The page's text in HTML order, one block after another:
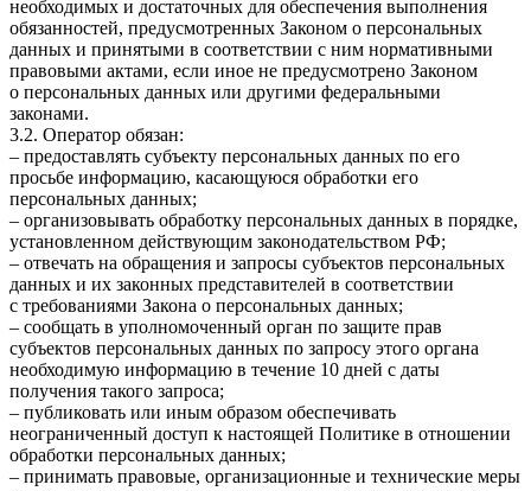
необходимых и достаточных для обеспечения выполнения
обязанностей, предусмотренных Законом о персональных
данных и принятыми в соответствии с ним нормативными
правовыми актами, если иное не предусмотрено Законом
о персональных данных или другими федеральными
законами.
3.2. Оператор обязан:
– предоставлять субъекту персональных данных по его
просьбе информацию, касающуюся обработки его
персональных данных;
– организовывать обработку персональных данных в порядке,
установленном действующим законодательством РФ;
– отвечать на обращения и запросы субъектов персональных
данных и их законных представителей в соответствии
с требованиями Закона о персональных данных;
– сообщать в уполномоченный орган по защите прав
субъектов персональных данных по запросу этого органа
необходимую информацию в течение 10 дней с даты
получения такого запроса;
– публиковать или иным образом обеспечивать
неограниченный доступ к настоящей Политике в отношении
обработки персональных данных;
– принимать правовые, организационные и технические меры